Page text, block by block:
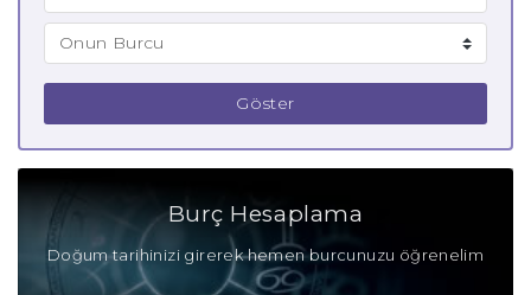
Göster
Burç Hesaplama
Doğum tarihinizi girerek hemen burcunuzu öğrenelim